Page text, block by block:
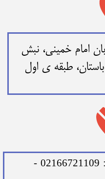
امام خمینی، نبش
طبقه ی اول
​شماره تلفن های فروشگاه: 02166721109 -